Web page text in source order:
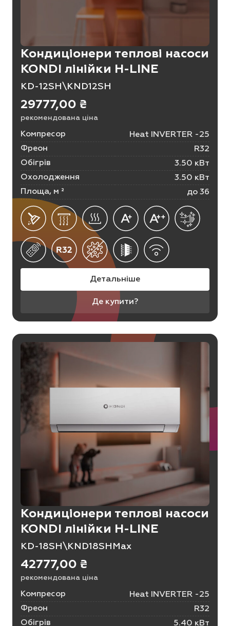
Кондиціонери теплові насоси
KONDI лінійки H-LINE
KD-12SH\KND12SH
29777,00 ₴
рекомендована ціна
Компресор
Heat INVERTER -25
Фреон
R32
Обігрів
3.50 кВт
Охолодження
3.50 кВт
Площа, м ²
до 36
Детальніше
Де купити?
Кондиціонери теплові насоси
KONDI лінійки H-LINE
KD-18SH\KND18SHMax
42777,00 ₴
рекомендована ціна
Компресор
Heat INVERTER -25
Фреон
R32
Обігрів
5.40 кВт